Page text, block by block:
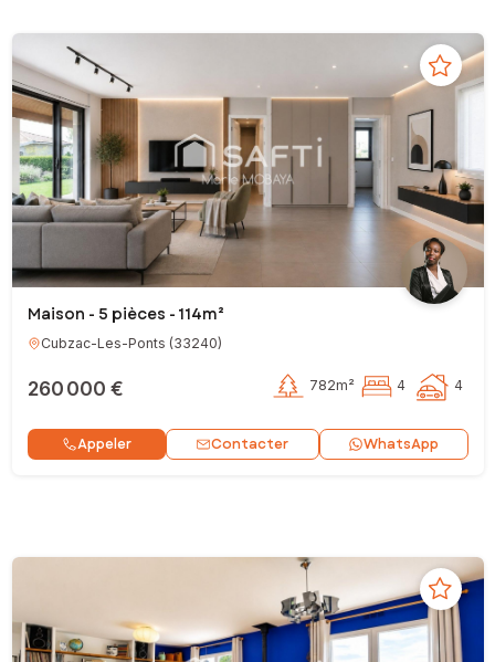
Maison - 5 pièces - 114m²
Cubzac-Les-Ponts (33240)
260 000 € 782m² 4 4
Appeler Contacter WhatsApp